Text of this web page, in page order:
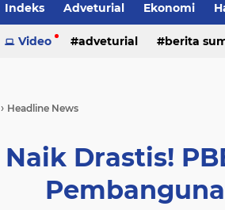
Indeks Adveturial Ekonomi
Olah Raga Pemerintahan
Video adveturial berita
› Headline News
Naik Drastis!